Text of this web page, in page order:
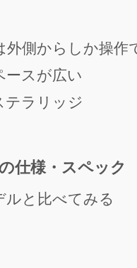
側からしか操作
ースが広い
テラリッジ
仕様・スペック
ルと比べてみる